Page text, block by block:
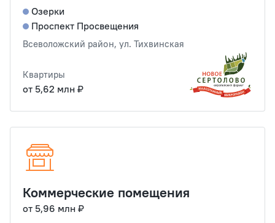
Озерки
Проспект Просвещения
Всеволожский район, ул. Тихвинская
Квартиры
от 5,62 млн ₽
Коммерческие помещения
от 5,96 млн ₽